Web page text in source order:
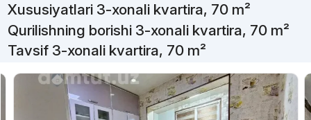
Xususiyatlari 3-xonali kvartira, 70 m²
Qurilishning borishi 3-xonali kvartira, 70 m²
Tavsif 3-xonali kvartira, 70 m²